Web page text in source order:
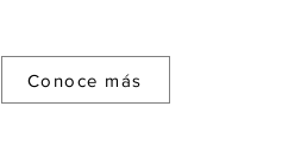
Conoce más